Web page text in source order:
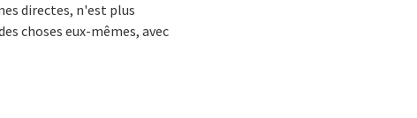
directes, n'est plus
choses eux-mêmes, avec